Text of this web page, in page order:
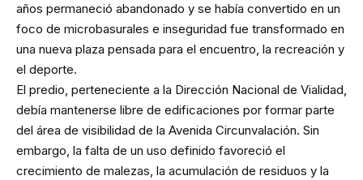
años permaneció abandonado y se había convertido en un
foco de microbasurales e inseguridad fue transformado en
una nueva plaza pensada para el encuentro, la recreación y
el deporte.
El predio, perteneciente a la Dirección Nacional de Vialidad,
debía mantenerse libre de edificaciones por formar parte
del área de visibilidad de la Avenida Circunvalación. Sin
embargo, la falta de un uso definido favoreció el
crecimiento de malezas, la acumulación de residuos y la